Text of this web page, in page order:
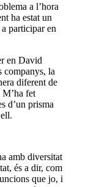
a l’hora
ha estat un
participar en
en David
companys, la
diferent de
fet
d’un prisma
amb diversitat
és a dir, com
que jo, i